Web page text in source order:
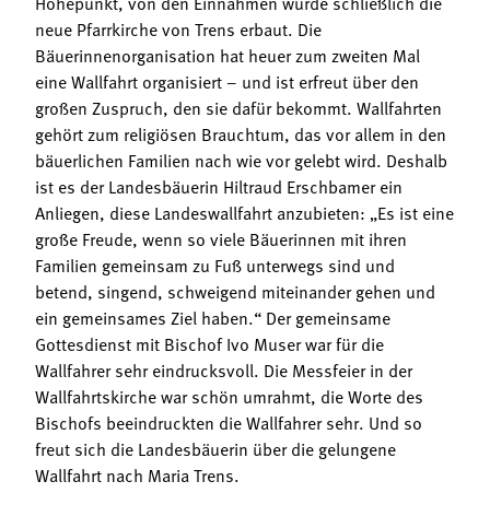
neue Pfarrkirche von Trens erbaut. Die
Bäuerinnenorganisation hat heuer zum zweiten Mal
eine Wallfahrt organisiert – und ist erfreut über den
großen Zuspruch, den sie dafür bekommt. Wallfahrten
gehört zum religiösen Brauchtum, das vor allem in den
bäuerlichen Familien nach wie vor gelebt wird. Deshalb
ist es der Landesbäuerin Hiltraud Erschbamer ein
Anliegen, diese Landeswallfahrt anzubieten: „Es ist eine
große Freude, wenn so viele Bäuerinnen mit ihren
Familien gemeinsam zu Fuß unterwegs sind und
betend, singend, schweigend miteinander gehen und
ein gemeinsames Ziel haben.“ Der gemeinsame
Gottesdienst mit Bischof Ivo Muser war für die
Wallfahrer sehr eindrucksvoll. Die Messfeier in der
Wallfahrtskirche war schön umrahmt, die Worte des
Bischofs beeindruckten die Wallfahrer sehr. Und so
freut sich die Landesbäuerin über die gelungene
Wallfahrt nach Maria Trens.